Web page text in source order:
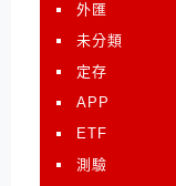
外匯
未分類
定存
APP
ETF
測驗